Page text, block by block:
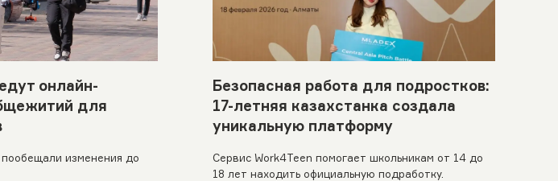
онлайн-
для
изменения до
Безопасная работа для подростков:
17-летняя казахстанка создала
уникальную платформу
Сервис Work4Teen помогает школьникам от 14 до
18 лет находить официальную подработку.